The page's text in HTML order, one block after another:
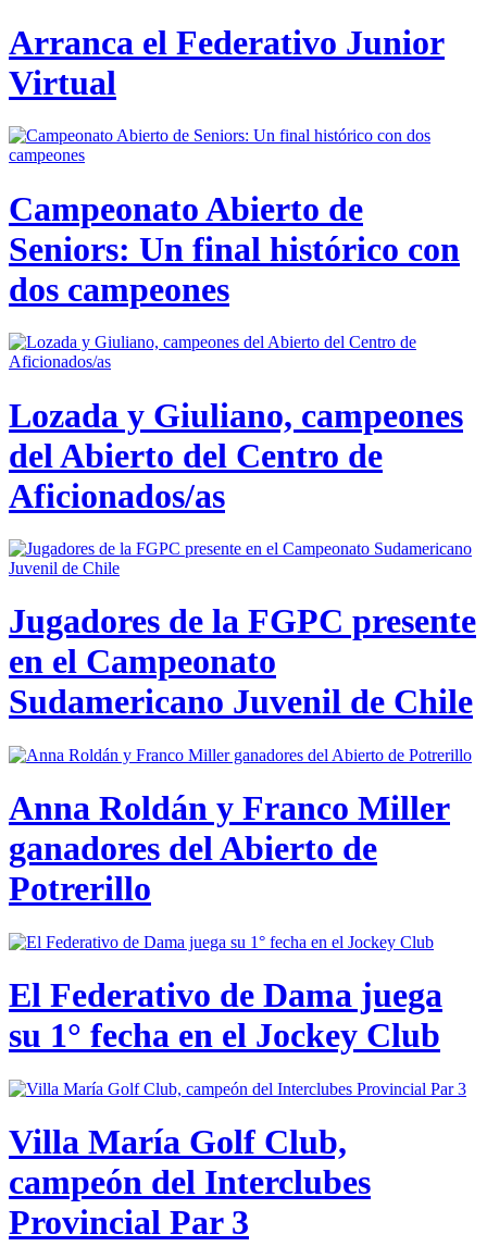
Arranca el Federativo Junior
Virtual
Campeonato Abierto de
Seniors: Un final histórico con
dos campeones
Lozada y Giuliano, campeones
del Abierto del Centro de
Aficionados/as
Jugadores de la FGPC presente
en el Campeonato
Sudamericano Juvenil de Chile
Anna Roldán y Franco Miller
ganadores del Abierto de
Potrerillo
El Federativo de Dama juega
su 1° fecha en el Jockey Club
Villa María Golf Club,
campeón del Interclubes
Provincial Par 3